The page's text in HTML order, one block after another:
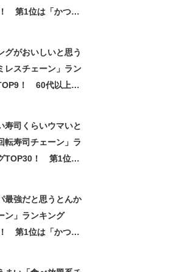
第1位は「かつ
グがおいしいと思う
レスチェーン」ラン
！ 60代以上が
寿司くらいウマいと
転寿司チェーン」ラ
TOP30！ 第1位は
最強だと思うとんか
ン」ランキング
第1位は「かつ